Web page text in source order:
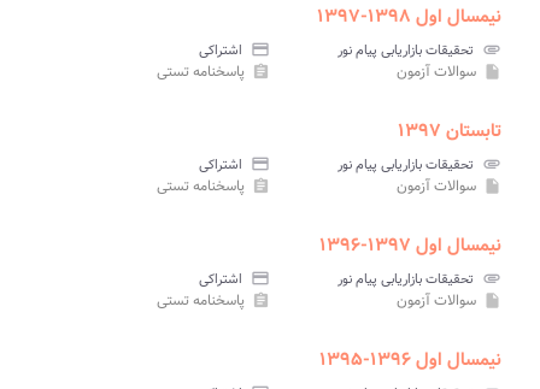
نیمسال اول ۱۳۹۸-۱۳۹۷
attachment تحقیقات بازاریابی پیام نور credit_card اشتراکی
insert_drive_file سوالات آزمون assignment پاسخنامه تستی
تابستان ۱۳۹۷
attachment تحقیقات بازاریابی پیام نور credit_card اشتراکی
insert_drive_file سوالات آزمون assignment پاسخنامه تستی
نیمسال اول ۱۳۹۷-۱۳۹۶
attachment تحقیقات بازاریابی پیام نور credit_card اشتراکی
insert_drive_file سوالات آزمون assignment پاسخنامه تستی
نیمسال اول ۱۳۹۶-۱۳۹۵